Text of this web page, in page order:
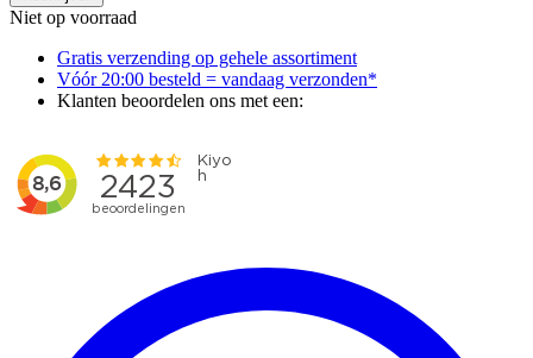
Niet op voorraad
Gratis verzending op gehele assortiment
Vóór 20:00 besteld = vandaag verzonden*
Klanten beoordelen ons met een: